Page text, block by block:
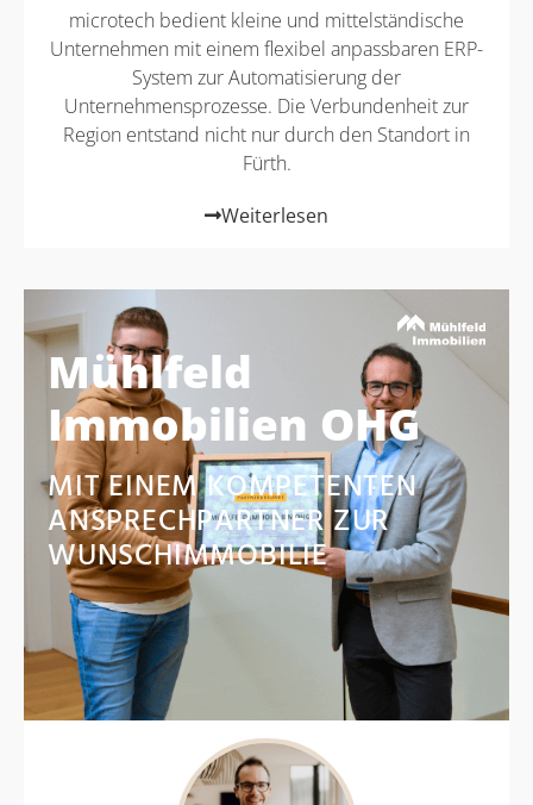
microtech bedient kleine und mittelständische
Unternehmen mit einem flexibel anpassbaren ERP-
System zur Automatisierung der
Unternehmensprozesse. Die Verbundenheit zur
Region entstand nicht nur durch den Standort in
Fürth.
Weiterlesen
Mühlfeld
Immobilien OHG
MIT EINEM KOMPETENTEN
ANSPRECHPARTNER ZUR
WUNSCHIMMOBILIE